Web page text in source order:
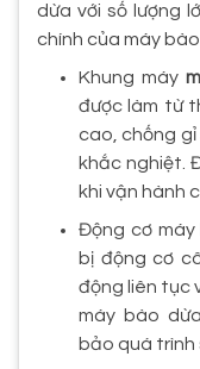
dừa với số lượng
chính của máy
Khung máy
được làm từ
cao, chống gỉ
khắc nghiệt.
khi vận hành
Động cơ
bị động cơ
động liên tục
máy bào
bảo quá trình